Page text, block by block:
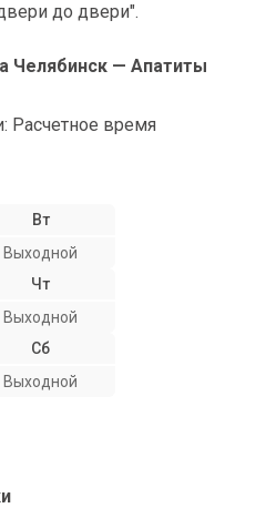
до двери".
Челябинск — Апатиты
Расчетное время
Вт
Выходной
Чт
Выходной
Сб
Выходной